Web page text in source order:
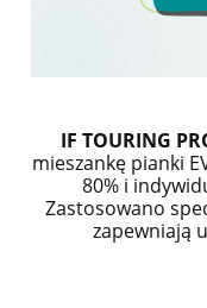
IF TOURING
mieszankę pianki
80% i
Zastosowano
zapewniają